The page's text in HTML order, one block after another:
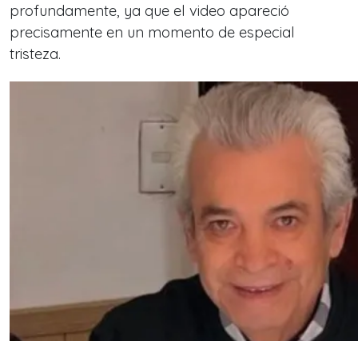
profundamente, ya que el video apareció
precisamente en un momento de especial
tristeza.